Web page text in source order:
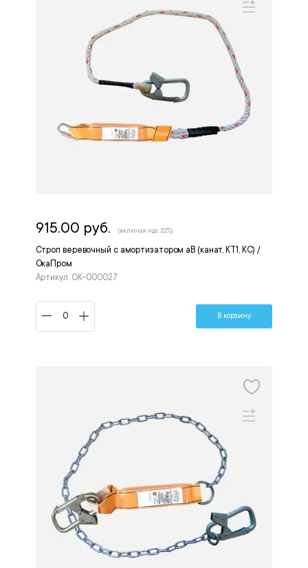
Строп веревочный с амортизатором аВ (канат, КТ1, КС) /
ОкаПром
Артикул: OK-000027
915.00 руб. (включая ндс 22%)
В корзину